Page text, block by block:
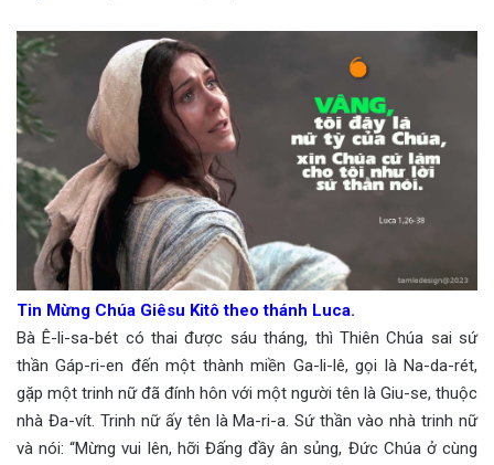
Tin Mừng Chúa Giêsu Kitô theo thánh Luca.
Bà Ê-li-sa-bét có thai được sáu tháng, thì Thiên Chúa sai sứ
thần Gáp-ri-en đến một thành miền Ga-li-lê, gọi là Na-da-rét,
gặp một trinh nữ đã đính hôn với một người tên là Giu-se, thuộc
nhà Đa-vít. Trinh nữ ấy tên là Ma-ri-a. Sứ thần vào nhà trinh nữ
và nói: “Mừng vui lên, hỡi Đấng đầy ân sủng, Đức Chúa ở cùng